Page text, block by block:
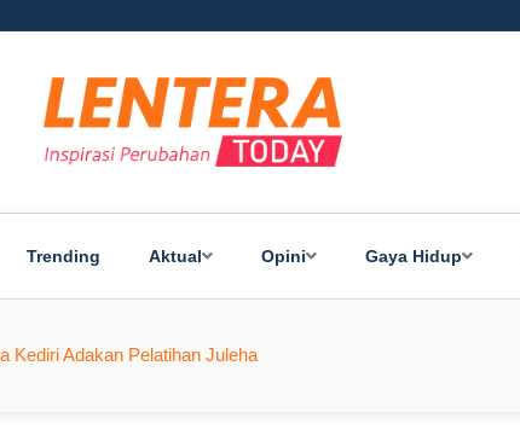
Trending Aktual Opini Gaya Hidup
Kediri Adakan Pelatihan Juleha